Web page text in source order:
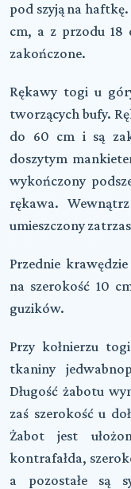
pod szyją na haftkę.
cm, a z przodu 18
zakończone.
Rękawy togi u
tworzących bufy.
do 60 cm i są
doszytym
wykończony
rękawa.
umieszczony
Przednie
na szerokość 10
guzików.
Przy kołnierzu
tkaniny
Długość żabotu
zaś szerokość u
Żabot jest
kontrafałda,
a pozostałe są